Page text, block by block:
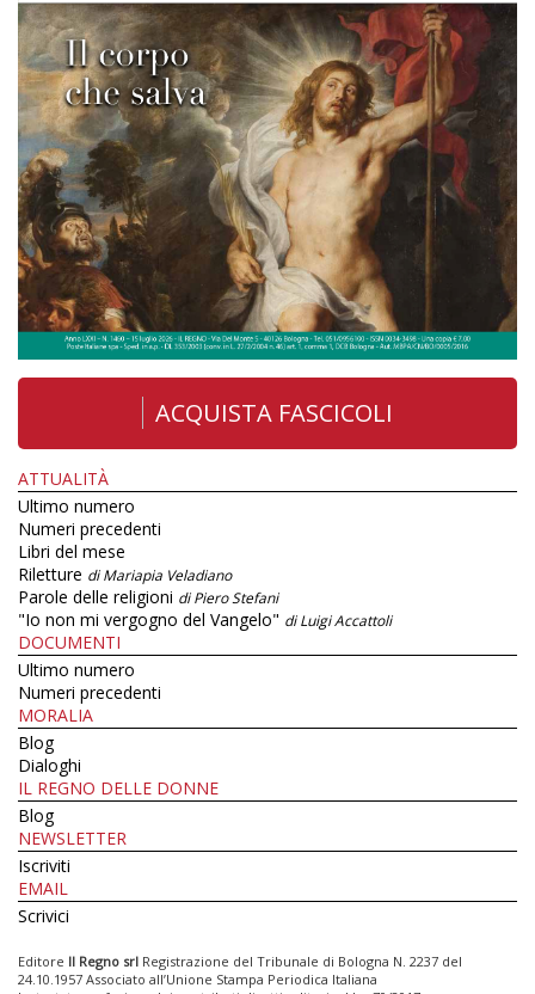
ACQUISTA FASCICOLI
ATTUALITÀ
Ultimo numero
Numeri precedenti
Libri del mese
Riletture di Mariapia Veladiano
Parole delle religioni di Piero Stefani
"Io non mi vergogno del Vangelo" di Luigi Accattoli
DOCUMENTI
Ultimo numero
Numeri precedenti
MORALIA
Blog
Dialoghi
IL REGNO DELLE DONNE
Blog
NEWSLETTER
Iscriviti
EMAIL
Scrivici
Editore Il Regno srl Registrazione del Tribunale di Bologna N. 2237 del
24.10.1957 Associato all’Unione Stampa Periodica Italiana